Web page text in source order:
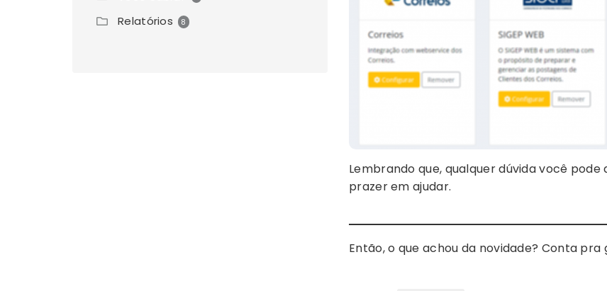
Relatórios 8
Lembrando que, qualquer dúvida você
prazer em ajudar.
Então, o que achou da novidade? Conta